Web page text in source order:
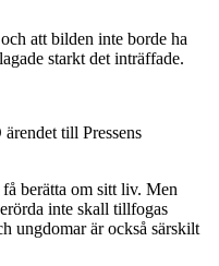
att bilden inte borde ha
starkt det inträffade.
till Pressens
berätta om sitt liv. Men
inte skall tillfogas
ungdomar är också särskilt